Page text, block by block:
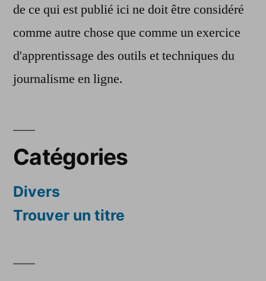
de ce qui est publié ici ne doit être considéré
comme autre chose que comme un exercice
d'apprentissage des outils et techniques du
journalisme en ligne.
Catégories
Divers
Trouver un titre